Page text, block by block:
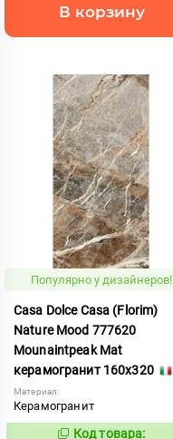
В корзину
Популярно у дизайнеров!
Casa Dolce Casa (Florim)
Nature Mood 777620
Mounaintpeak Mat
керамогранит 160x320
Материал:
Керамогранит
Код товара: